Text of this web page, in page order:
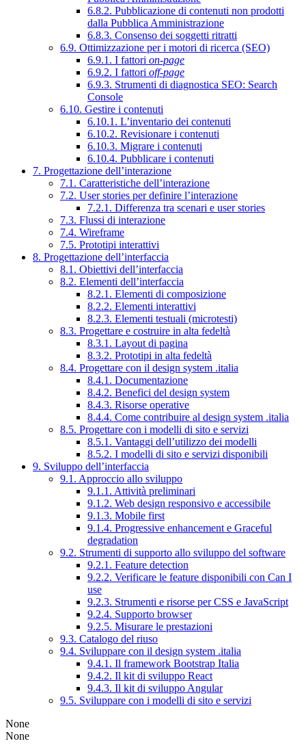
6.8.2. Pubblicazione di contenuti non prodotti
dalla Pubblica Amministrazione
6.8.3. Consenso dei soggetti ritratti
6.9. Ottimizzazione per i motori di ricerca (SEO)
6.9.1. I fattori on-page
6.9.2. I fattori off-page
6.9.3. Strumenti di diagnostica SEO: Search
Console
6.10. Gestire i contenuti
6.10.1. L’inventario dei contenuti
6.10.2. Revisionare i contenuti
6.10.3. Migrare i contenuti
6.10.4. Pubblicare i contenuti
7. Progettazione dell’interazione
7.1. Caratteristiche dell’interazione
7.2. User stories per definire l’interazione
7.2.1. Differenza tra scenari e user stories
7.3. Flussi di interazione
7.4. Wireframe
7.5. Prototipi interattivi
8. Progettazione dell’interfaccia
8.1. Obiettivi dell’interfaccia
8.2. Elementi dell’interfaccia
8.2.1. Elementi di composizione
8.2.2. Elementi interattivi
8.2.3. Elementi testuali (microtesti)
8.3. Progettare e costruire in alta fedeltà
8.3.1. Layout di pagina
8.3.2. Prototipi in alta fedeltà
8.4. Progettare con il design system .italia
8.4.1. Documentazione
8.4.2. Benefici del design system
8.4.3. Risorse operative
8.4.4. Come contribuire al design system .italia
8.5. Progettare con i modelli di sito e servizi
8.5.1. Vantaggi dell’utilizzo dei modelli
8.5.2. I modelli di sito e servizi disponibili
9. Sviluppo dell’interfaccia
9.1. Approccio allo sviluppo
9.1.1. Attività preliminari
9.1.2. Web design responsivo e accessibile
9.1.3. Mobile first
9.1.4. Progressive enhancement e Graceful
degradation
9.2. Strumenti di supporto allo sviluppo del software
9.2.1. Feature detection
9.2.2. Verificare le feature disponibili con Can I
use
9.2.3. Strumenti e risorse per CSS e JavaScript
9.2.4. Supporto browser
9.2.5. Misurare le prestazioni
9.3. Catalogo del riuso
9.4. Sviluppare con il design system .italia
9.4.1. Il framework Bootstrap Italia
9.4.2. Il kit di sviluppo React
9.4.3. Il kit di sviluppo Angular
9.5. Sviluppare con i modelli di sito e servizi
None
None